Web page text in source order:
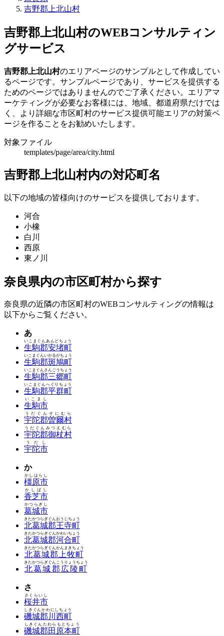
吉野郡上北山村
吉野郡上北山村のWEBコンサルティン
グサービス
吉野郡上北山村のエリアページのサンプルとして作成してい
るページです。サンプルページであり、サービスを提供する
ためのページではありませんのでご了承ください。エリアマ
ーケティングが必要なお客様には、地域、都道府県だけでは
く、より詳細な市区町村のサービス提供可能エリアの対策ペ
ージを作ることをお勧めいたします。
対象ファイル
templates/page/area/city.html
吉野郡上北山村内の対応町名
以下の地域の皆様向けのサービスを提供しております。
河合
小橡
白川
西原
東ノ川
奈良県内の市区町村から探す
奈良県の近隣の市区町村のWEBコンサルティングの情報は
以下からご覧ください。
あ
生駒郡安堵町
いこまぐんあんどちょう
生駒郡斑鳩町
いこまぐんいかるがちょう
生駒郡三郷町
いこまぐんさんごうちょう
生駒郡平群町
いこまぐんへぐりちょう
生駒市
いこまし
宇陀郡曽爾村
うだぐんそにむら
宇陀郡御杖村
うだぐんみつえむら
宇陀市
うだし
か
橿原市
かしはらし
香芝市
かしばし
葛城市
かつらぎし
北葛城郡王寺町
きたかつらぎぐんおうじちょう
北葛城郡河合町
きたかつらぎぐんかわいちょう
北葛城郡上牧町
きたかつらぎぐんかんまきちょう
北葛城郡広陵町
きたかつらぎぐんこうりょうちょう
さ
桜井市
さくらいし
磯城郡川西町
しきぐんかわにしちょう
磯城郡田原本町
しきぐんたわらもとちょう